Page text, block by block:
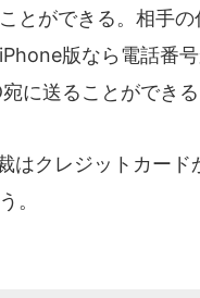
とができる。相手
版なら電話番
に送ることができ
はクレジットカード
。